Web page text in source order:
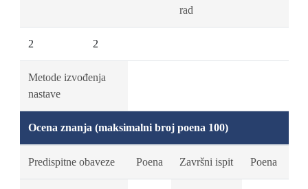
rad
2 2
Metode izvođenja
nastave
Ocena znanja (maksimalni broj poena 100)
Predispitne obaveze Poena Završni ispit Poena